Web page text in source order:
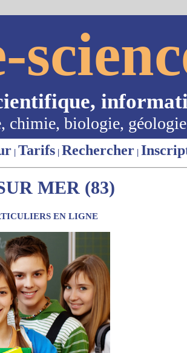
chimie, biologie, géologie
| Tarifs | Rechercher |
MER (83)
EN LIGNE